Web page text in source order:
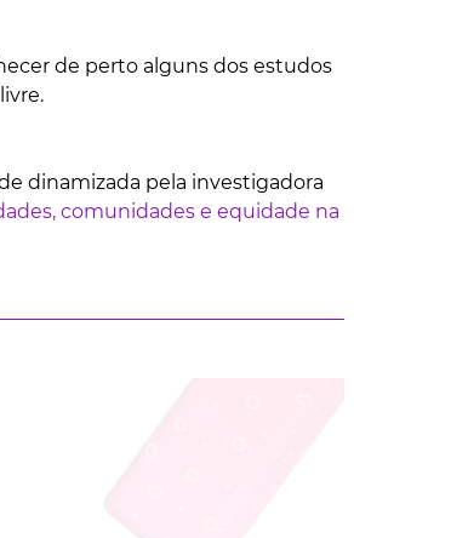
de perto alguns dos estudos
dinamizada pela investigadora
comunidades e equidade na